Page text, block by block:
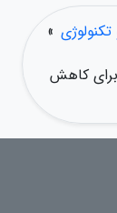
»
برای کاهش